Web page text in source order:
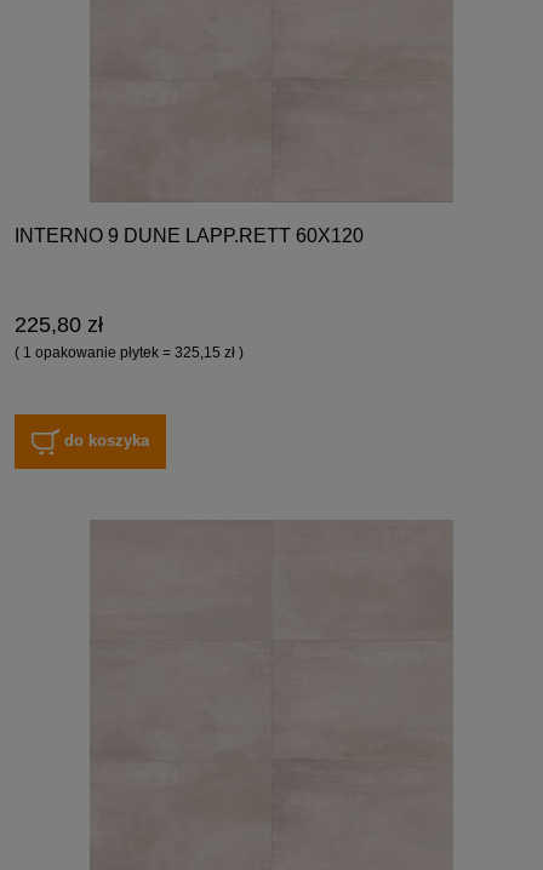
INTERNO 9 DUNE LAPP.RETT 60X120
225,80 zł
( 1 opakowanie płytek = 325,15 zł )
do koszyka